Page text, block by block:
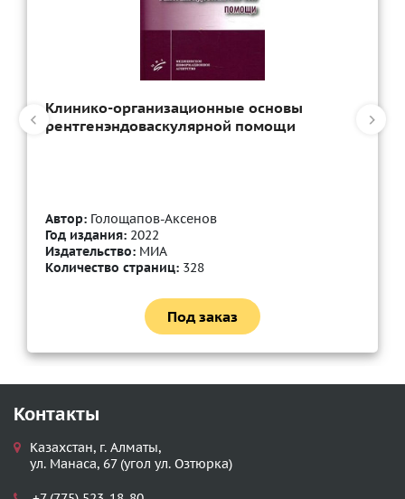
Клинико-организационные основы
рентгенэндоваскулярной помощи
Автор: Голощапов-Аксенов
Год издания: 2022
Издательство: МИА
Количество страниц: 328
Под заказ
Контакты
Казахстан, г. Алматы,
ул. Манаса, 67 (угол ул. Озтюрка)